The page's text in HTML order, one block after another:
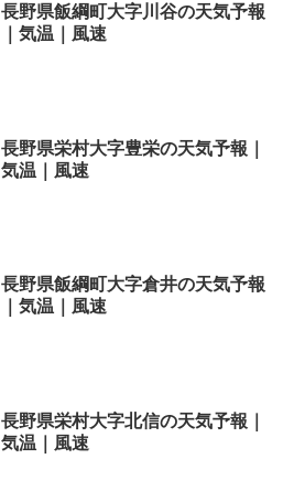
長野県飯綱町大字川谷の天気予報
｜気温｜風速
長野県栄村大字豊栄の天気予報｜
気温｜風速
長野県飯綱町大字倉井の天気予報
｜気温｜風速
長野県栄村大字北信の天気予報｜
気温｜風速